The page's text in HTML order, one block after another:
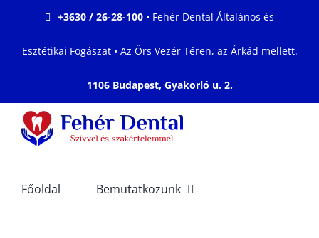
+3630 / 26-28-100 • Fehér Dental Általános és
Esztétikai Fogászat • Az Örs Vezér Téren, az Árkád mellett.
1106 Budapest, Gyakorló u. 2.
Főoldal Bemutatkozunk